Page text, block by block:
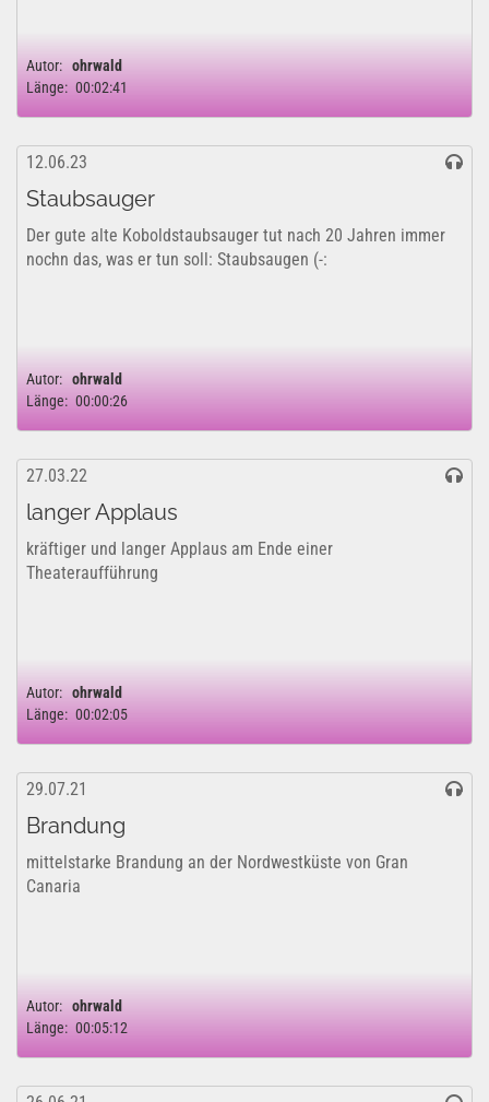
Autor: ohrwald
Länge: 00:02:41
12.06.23
Staubsauger
Der gute alte Koboldstaubsauger tut nach 20 Jahren immer
nochn das, was er tun soll: Staubsaugen (-:
Autor: ohrwald
Länge: 00:00:26
27.03.22
langer Applaus
kräftiger und langer Applaus am Ende einer
Theateraufführung
Autor: ohrwald
Länge: 00:02:05
29.07.21
Brandung
mittelstarke Brandung an der Nordwestküste von Gran
Canaria
Autor: ohrwald
Länge: 00:05:12